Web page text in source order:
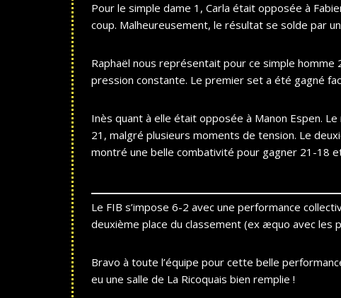
Pour le simple dame 1, Carla était opposée à
coup. Malheureusement, le résultat se solde par
Raphaël nous représentait pour ce simple homme
pression constante. Le premier set a été gagné
Inès quant à elle était opposée à Manon Espen.
21, malgré plusieurs moments de tension. Le
montré une belle combativité pour gagner 21-18
Le FIB s’impose 6-2 avec une performance
deuxième place du classement (ex æquo avec les
Bravo à toute l’équipe pour cette belle
eu une salle de La Ricoquais bien remplie !